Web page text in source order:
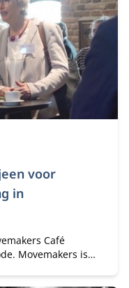
voor
in
Café
Movemakers is